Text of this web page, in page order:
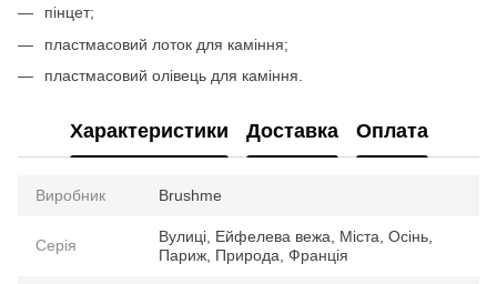
пінцет;
пластмасовий лоток для каміння;
пластмасовий олівець для каміння.
Характеристики Доставка Оплата
Виробник Brushme
Серія
Вулиці, Ейфелева вежа, Міста, Осінь,
Париж, Природа, Франція